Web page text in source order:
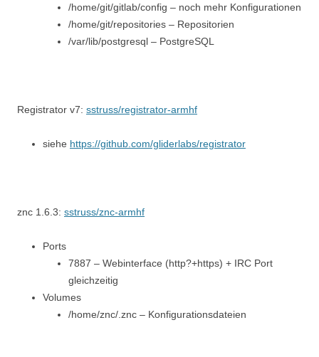
/home/git/gitlab/config – noch mehr Konfigurationen
/home/git/repositories – Repositorien
/var/lib/postgresql – PostgreSQL
Registrator v7: sstruss/registrator-armhf
siehe https://github.com/gliderlabs/registrator
znc 1.6.3: sstruss/znc-armhf
Ports
7887 – Webinterface (http?+https) + IRC Port
gleichzeitig
Volumes
/home/znc/.znc – Konfigurationsdateien